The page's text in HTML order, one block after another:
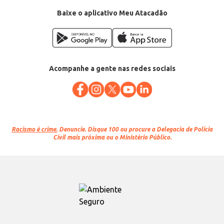
Baixe o aplicativo Meu Atacadão
Acompanhe a gente nas redes sociais
Racismo é crime. Denuncie. Disque 100 ou procure a Delegacia de Polícia
Civil mais próxima ou o Ministério Público.